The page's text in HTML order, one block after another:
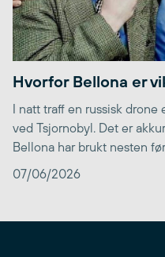
Hvorfor Bellona er
I natt traff en russisk
ved Tsjornobyl. Det er
Bellona har brukt nesten
07/06/2026